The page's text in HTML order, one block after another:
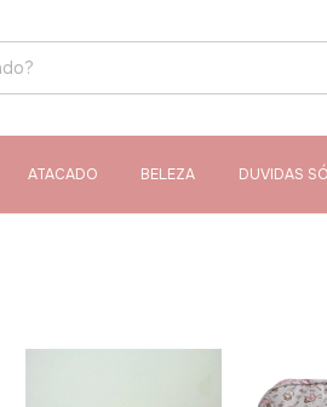
ATACADO BELEZA DUVIDAS